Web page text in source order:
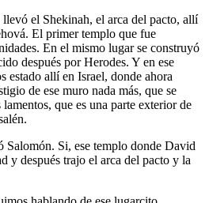
el Shekinah, el arca del pacto, allí
El primer templo que fue
En el mismo lugar se construyó
después por Herodes. Y en ese
estado allí en Israel, donde ahora
de ese muro nada más, que se
que es una parte exterior de
Salomón. Si, ese templo donde David
y después trajo el arca del pacto y la